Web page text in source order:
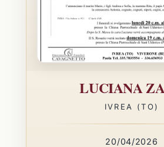
LUCIANA
IVREA (TO)
20/04/2026